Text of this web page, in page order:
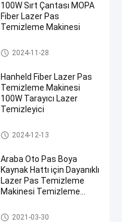
100W Sırt Çantası MOPA
Fiber Lazer Pas
Temizleme Makinesi
Lazer Pas Temizleme
2024-11-28
Hanheld Fiber Lazer Pas
Temizleme Makinesi
100W Tarayıcı Lazer
Temizleyici
Lazer Pas Temizleme
2024-12-13
Araba Oto Pas Boya
Kaynak Hattı için Dayanıklı
Lazer Pas Temizleme
Makinesi Temizleme
Lazer Pas Temizleme
2021-03-30